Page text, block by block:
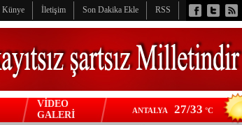
Künye İletişim Son Dakika Ekle RSS
VİDEO
GALERİ
ANTALYA 27/33 °C